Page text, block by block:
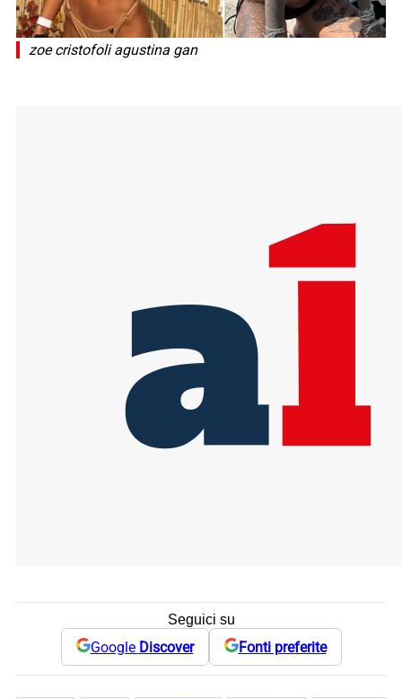
zoe cristofoli agustina gan
Seguici su
Google Discover Fonti preferite